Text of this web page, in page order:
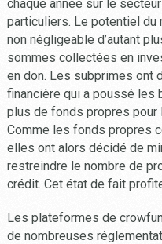
chaque année sur le
particuliers. Le potentiel du
non négligeable d’autant
sommes collectées en
en don. Les subprimes ont
financière qui a poussé les
plus de fonds propres pour
Comme les fonds propres
elles ont alors décidé de
restreindre le nombre de
crédit. Cet état de fait
Les plateformes de
de nombreuses